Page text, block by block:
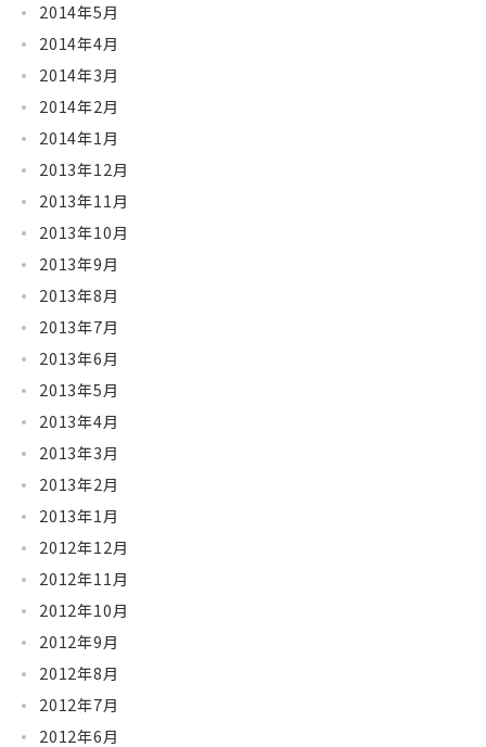
2014年5月
2014年4月
2014年3月
2014年2月
2014年1月
2013年12月
2013年11月
2013年10月
2013年9月
2013年8月
2013年7月
2013年6月
2013年5月
2013年4月
2013年3月
2013年2月
2013年1月
2012年12月
2012年11月
2012年10月
2012年9月
2012年8月
2012年7月
2012年6月